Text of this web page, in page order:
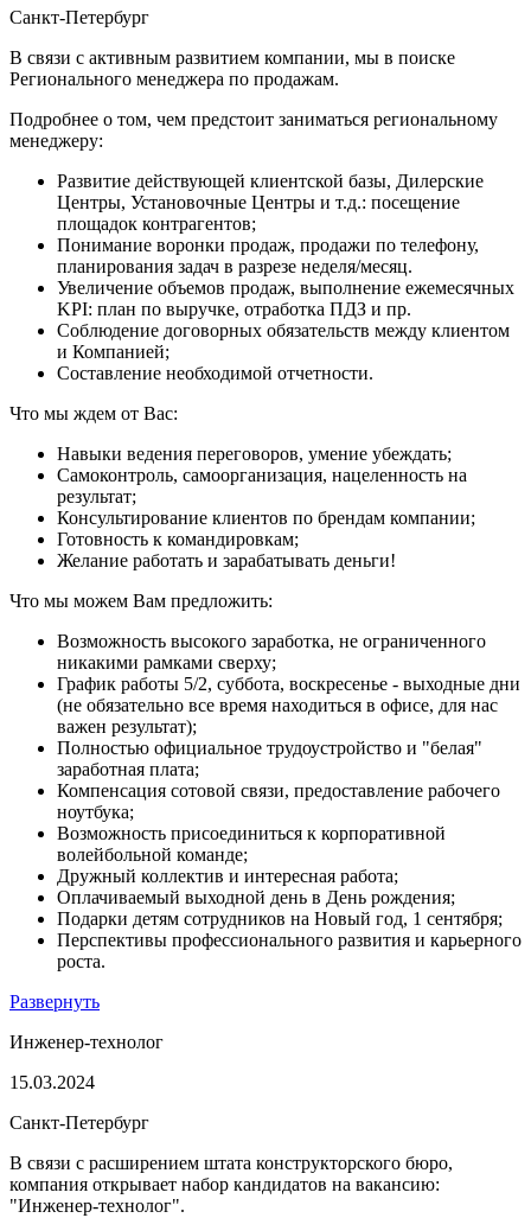
Санкт-Петербург
В связи с активным развитием компании, мы в поиске
Регионального менеджера по продажам.
Подробнее о том, чем предстоит заниматься региональному
менеджеру:
Развитие действующей клиентской базы, Дилерские
Центры, Установочные Центры и т.д.: посещение
площадок контрагентов;
Понимание воронки продаж, продажи по телефону,
планирования задач в разрезе неделя/месяц.
Увеличение объемов продаж, выполнение ежемесячных
KPI: план по выручке, отработка ПДЗ и пр.
Соблюдение договорных обязательств между клиентом
и Компанией;
Составление необходимой отчетности.
Что мы ждем от Вас:
Навыки ведения переговоров, умение убеждать;
Самоконтроль, самоорганизация, нацеленность на
результат;
Консультирование клиентов по брендам компании;
Готовность к командировкам;
Желание работать и зарабатывать деньги!
Что мы можем Вам предложить:
Возможность высокого заработка, не ограниченного
никакими рамками сверху;
График работы 5/2, суббота, воскресенье - выходные дни
(не обязательно все время находиться в офисе, для нас
важен результат);
Полностью официальное трудоустройство и "белая"
заработная плата;
Компенсация сотовой связи, предоставление рабочего
ноутбука;
Возможность присоединиться к корпоративной
волейбольной команде;
Дружный коллектив и интересная работа;
Оплачиваемый выходной день в День рождения;
Подарки детям сотрудников на Новый год, 1 сентября;
Перспективы профессионального развития и карьерного
роста.
Развернуть
Инженер-технолог
15.03.2024
Санкт-Петербург
В связи с расширением штата конструкторского бюро,
компания открывает набор кандидатов на вакансию:
"Инженер-технолог".